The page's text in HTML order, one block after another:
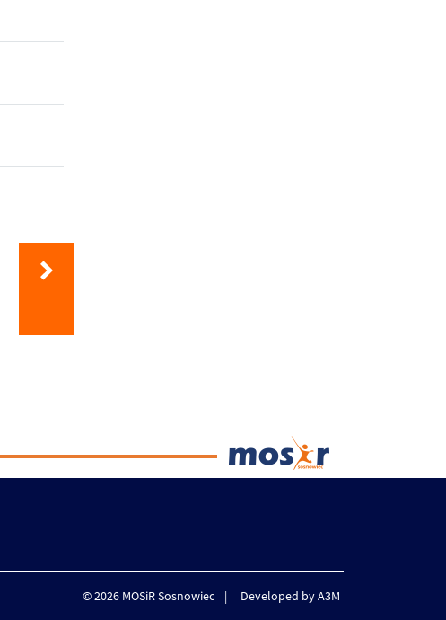
© 2026 MOSiR Sosnowiec Developed by A3M